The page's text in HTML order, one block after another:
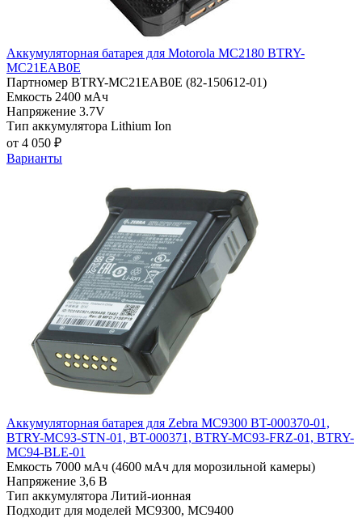
Аккумуляторная батарея для Motorola MC2180 BTRY-
MC21EAB0E
Партномер BTRY-MC21EAB0E (82-150612-01)
Емкость 2400 мАч
Напряжение 3.7V
Тип аккумулятора Lithium Ion
от 4 050 ₽
Варианты
Аккумуляторная батарея для Zebra MC9300 BT-000370-01,
BTRY-MC93-STN-01, BT-000371, BTRY-MC93-FRZ-01, BTRY-
MC94-BLE-01
Емкость 7000 мАч (4600 мАч для морозильной камеры)
Напряжение 3,6 В
Тип аккумулятора Литий-ионная
Подходит для моделей MC9300, MC9400